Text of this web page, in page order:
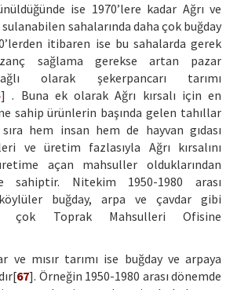
ise 1970’lere kadar Ağrı ve
sahalarında daha çok buğday
itibaren ise bu sahalarda gerek
sağlama gerekse artan pazar
olarak şekerpancarı tarımı
] . Buna ek olarak Ağrı kırsalı için en
sahip ürünlerin başında gelen tahıllar
hem insan hem de hayvan gıdası
ve üretim fazlasıyla Ağrı kırsalını
açan mahsuller olduklarından
sahiptir. Nitekim 1950-1980 arası
buğday, arpa ve çavdar gibi
çok Toprak Mahsulleri Ofisine
ve mısır tarımı ise buğday ve arpaya
67]. Örneğin 1950-1980 arası dönemde